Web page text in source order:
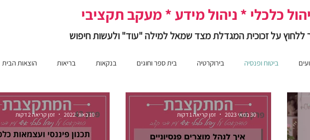
כלכלי * ניהול מידע * מעקב תקציבי
על זכוכית המגדלת מצד שמאל למילה "עוד" ולעשות חיפוש
ביטוח ופנסיה בירוקרטיה בית ספר וחוגים בנקאות בריאות הוצאות הבית
טיפים לחיסכון ילדים וכסף מבצעים מוטיבציה/יישום מימוש יעדים מעקב תקציבי
30 במאי 2023 זמן קריאה 1 דקות 10 באוג׳ 2022 זמן קריאה 2 דקות